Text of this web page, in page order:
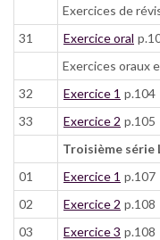
Exercices de
31
Exercice oral
Exercices oraux
32
Exercice 1 p.104
33
Exercice 2 p.105
Troisième série
01
Exercice 1 p.107
02
Exercice 2 p.108
03
Exercice 3 p.108